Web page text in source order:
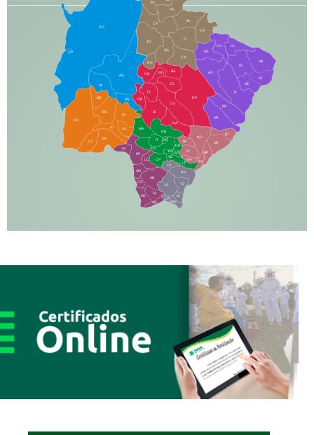
CO
AQ
MI
AN
CX
RI
AL
CR
FI
SG
BA
CA
PA
CH CL
PB
SE
TL
AG
BR
SR
BT
AR
RP
RO
JG
CG
SI
NA
TA
NH
JT
RB
MA
IT
DR
DO
CP
JU
NV
IQ
EL
BD
BO
NI
JD
PO
BV
CC
PP
AJ
LC
AM
AB
JP
DB
TE
CS
PR
TA
SQ
IG
MN
IN
NO
BP
RN
CN
GL
AN
IV
FS
VC
GD
DE
AT
PG
SO
LA